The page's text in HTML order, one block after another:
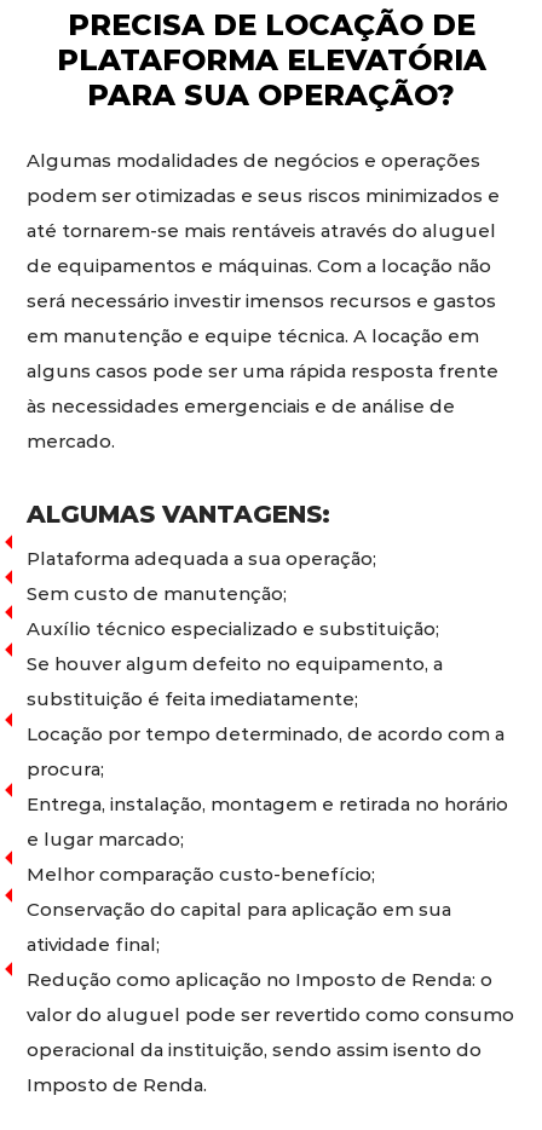
PRECISA DE LOCAÇÃO DE
PLATAFORMA ELEVATÓRIA
PARA SUA OPERAÇÃO?
Algumas modalidades de negócios e operações
podem ser otimizadas e seus riscos minimizados e
até tornarem-se mais rentáveis através do aluguel
de equipamentos e máquinas. Com a locação não
será necessário investir imensos recursos e gastos
em manutenção e equipe técnica. A locação em
alguns casos pode ser uma rápida resposta frente
às necessidades emergenciais e de análise de
mercado.
ALGUMAS VANTAGENS:
Plataforma adequada a sua operação;
Sem custo de manutenção;
Auxílio técnico especializado e substituição;
Se houver algum defeito no equipamento, a
substituição é feita imediatamente;
Locação por tempo determinado, de acordo com a
procura;
Entrega, instalação, montagem e retirada no horário
e lugar marcado;
Melhor comparação custo-benefício;
Conservação do capital para aplicação em sua
atividade final;
Redução como aplicação no Imposto de Renda: o
valor do aluguel pode ser revertido como consumo
operacional da instituição, sendo assim isento do
Imposto de Renda.